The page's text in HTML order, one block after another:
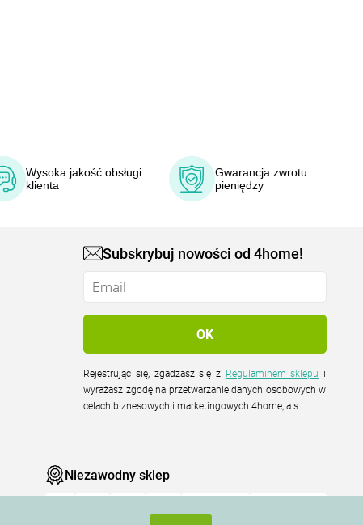
Wysoka jakość obsługi
klienta
Gwarancja zwrotu
pieniędzy
Subskrybuj nowości od 4home!
Rejestrując się, zgadzasz się z Regulaminem sklepu
wyrażasz zgodę na przetwarzanie danych osobowych w
celach biznesowych i marketingowych 4home, a.s.
Niezawodny sklep